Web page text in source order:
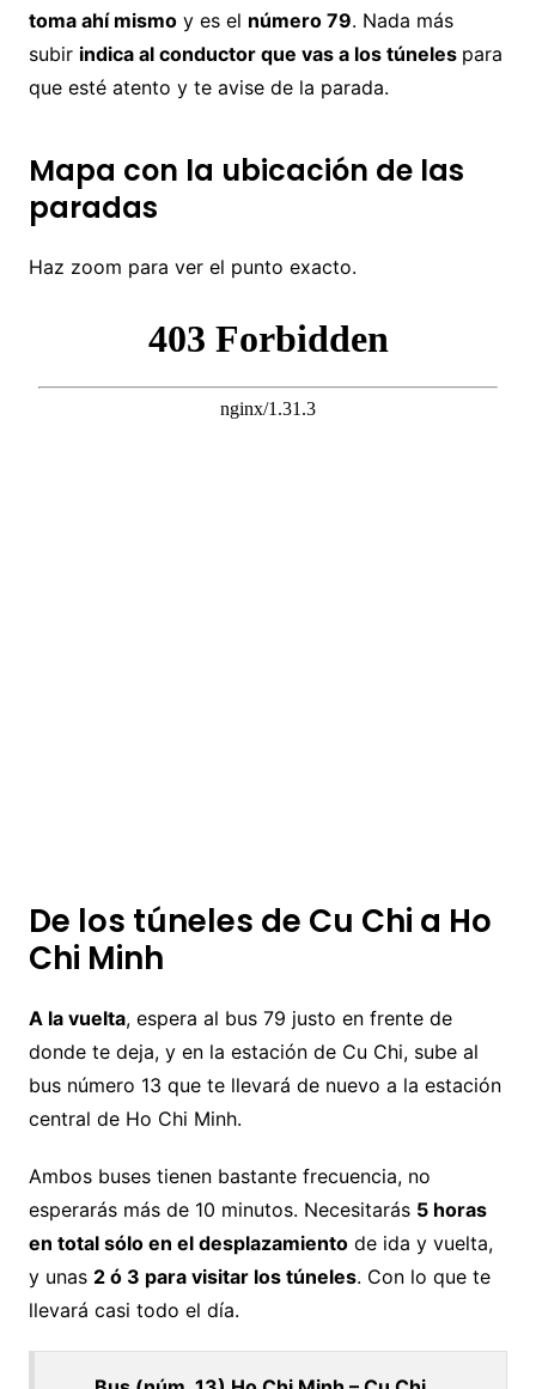
toma ahí mismoy es el número 79. Nada más
subir indica al conductor que vas a los túneles para
que esté atento y te avise de la parada.
Mapa con la ubicación de las
paradas
Haz zoom para ver el punto exacto.
De los túneles de Cu Chi a Ho
Chi Minh
A la vuelta, espera al bus 79 justo en frente de
donde te deja, y en la estación de Cu Chi, sube al
bus número 13 que te llevará de nuevo a la estación
central de Ho Chi Minh.
Ambos buses tienen bastante frecuencia, no
esperarás más de 10 minutos. Necesitarás 5 horas
en total sólo en el desplazamientode ida y vuelta,
y unas 2 ó 3 para visitar los túneles. Con lo que te
llevará casi todo el día.